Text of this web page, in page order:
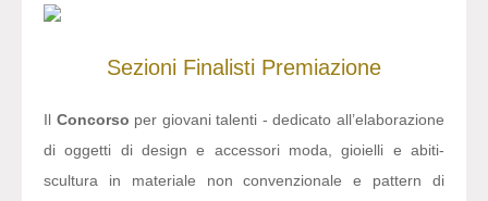
Sezioni Finalisti Premiazione
Il Concorso per giovani talenti - dedicato all’elaborazione
di oggetti di design e accessori moda, gioielli e abiti-
scultura in materiale non convenzionale e pattern di